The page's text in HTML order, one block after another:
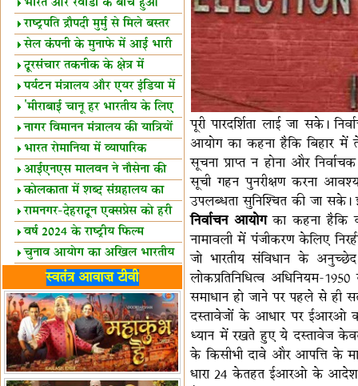
भारत और रवांडा के बीच हुआ
व्यापार विस्तार
राष्ट्रपति द्रौपदी मुर्मु से मिले बस्तर
के प्रतिनिधि
सेल कंपनी के मुनाफे में आई भारी
उछाल!
दूरसंचार तकनीक के क्षेत्र में
उत्कृष्टता पुरस्कार
पर्यटन मंत्रालय और एयर इंडिया में
समझौता
'मीराबाई चानू हर भारतीय के लिए
प्रेरणा'
नागर विमानन मंत्रालय की यात्रियों
को सलाह
भारत रोमानिया में व्यापारिक
साझेदारियां
आईएनएस मालवन ने नौसेना की
ताकत बढ़ाई
कोलकाता में शब्द संग्रहालय का
उद्घाटन
रामनगर-देहरादून एक्सप्रेस को हरी
झंडीवर्ष 2024 के राष्ट्रीय फिल्म
पुरस्कारों की घोषणा
चुनाव आयोग का अखिल भारतीय
मीडिया सम्मेलन
भारत में केवड़े का अस्तित्‍व 24
लाख वर्ष!
लखनऊ में 'एक राष्ट्र एक चुनाव'
पर बैठक
विधानमंडल लोकतंत्र की पाठशाला
हैं-बिरला
'द वॉयस ऑफ जस्टिस: जस्टिस
गवई स्पीक्स'
राष्ट्रीय युद्ध स्मारक से 'शौर्य विजय
यात्रा' शुरू
भारत जापान में रक्षा संबंधों का
स्वतंत्र आवाज़ टीवी
पूरी पारदर्शिता लाई जा सके।
आयोग का कहना हैकि बिहार में
सूचना प्राप्त न होना और
सूची गहन पुनरीक्षण करना
उपलब्धता सुनिश्चित की जा
निर्वाचन आयोगका कहना हैकि
नामावली में पंजीकरण केलिए
जो भारतीय संविधान के अनुच्छेद
लोकप्रतिनिधित्व अधिनियम-
समाधान हो जाने पर पहले से ही
दस्तावेजों के आधार पर ईआरओ का
ध्यान में रखते हुए ये दस्तावेज
के किसीभी दावे और आपत्ति के
धारा 24 केतहत ईआरओ के आदेश के